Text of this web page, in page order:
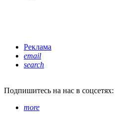
Реклама
email
search
Подпишитесь на нас в соцсетях:
more